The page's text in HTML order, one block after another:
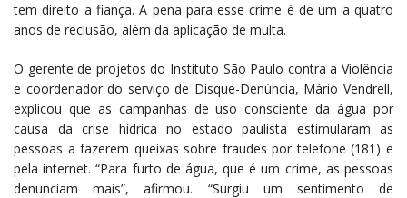
tem direito a fiança. A pena para esse crime é de um a quatro
anos de reclusão, além da aplicação de multa.
O gerente de projetos do Instituto São Paulo contra a Violência
e coordenador do serviço de Disque-Denúncia, Mário Vendrell,
explicou que as campanhas de uso consciente da água por
causa da crise hídrica no estado paulista estimularam as
pessoas a fazerem queixas sobre fraudes por telefone (181) e
pela internet. “Para furto de água, que é um crime, as pessoas
denunciam mais”, afirmou. “Surgiu um sentimento de